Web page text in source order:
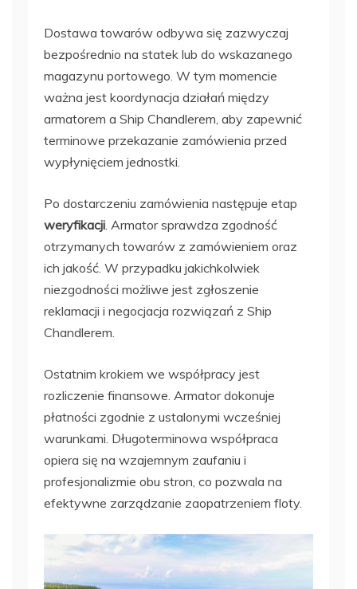
Dostawa towarów odbywa się zazwyczaj
bezpośrednio na statek lub do wskazanego
magazynu portowego. W tym momencie
ważna jest koordynacja działań między
armatorem a Ship Chandlerem, aby zapewnić
terminowe przekazanie zamówienia przed
wypłynięciem jednostki.
Po dostarczeniu zamówienia następuje etap
weryfikacji . Armator sprawdza zgodność
otrzymanych towarów z zamówieniem oraz
ich jakość. W przypadku jakichkolwiek
niezgodności możliwe jest zgłoszenie
reklamacji i negocjacja rozwiązań z Ship
Chandlerem.
Ostatnim krokiem we współpracy jest
rozliczenie finansowe. Armator dokonuje
płatności zgodnie z ustalonymi wcześniej
warunkami. Długoterminowa współpraca
opiera się na wzajemnym zaufaniu i
profesjonalizmie obu stron, co pozwala na
efektywne zarządzanie zaopatrzeniem floty.